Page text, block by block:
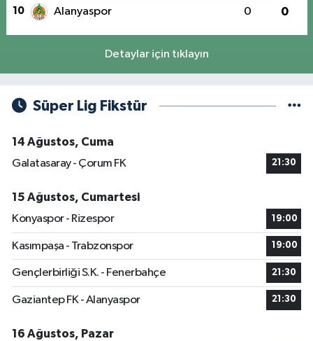
10 Alanyaspor 0 0
Detaylar için tıklayın
Süper Lig Fikstür
14 Ağustos, Cuma
Galatasaray - Çorum FK
21:30
15 Ağustos, Cumartesi
Konyaspor - Rizespor
19:00
Kasımpaşa - Trabzonspor 19:00
Gençlerbirliği S.K. - Fenerbahçe 21:30
Gaziantep FK - Alanyaspor 21:30
16 Ağustos, Pazar